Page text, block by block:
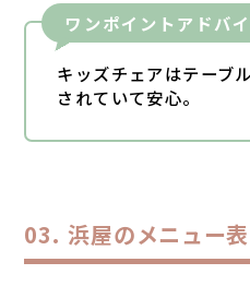
ワンポイントアドバ
キッズチェアはテーブ
されていて安心。
浜屋のメニュー表